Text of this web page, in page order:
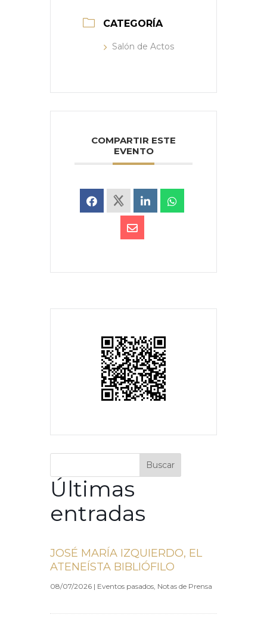
CATEGORÍA
Salón de Actos
COMPARTIR ESTE
EVENTO
Buscar
Últimas
entradas
JOSÉ MARÍA IZQUIERDO, EL
ATENEÍSTA BIBLIÓFILO
08/07/2026 | Eventos pasados, Notas de Prensa